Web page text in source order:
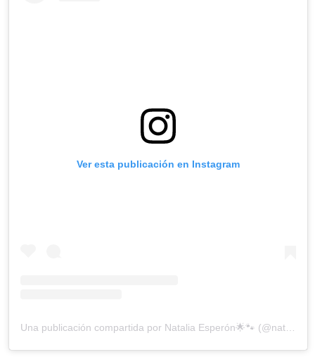
Ver esta publicación en Instagram
Una publicación compartida por Natalia Esperón🌟🐾 (@nataliaesperonmx)